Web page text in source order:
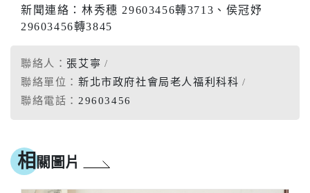
新聞連絡：林秀穗 29603456轉3713、侯冠妤
29603456轉3845
聯絡人： 張艾寧
聯絡單位： 新北市政府社會局老人福利科科
聯絡電話： 29603456
相 關圖片